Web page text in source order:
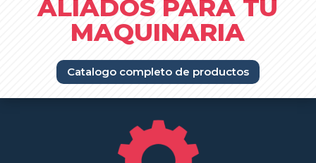
ALIADOS PARA TU
MAQUINARIA
Catalogo completo de productos